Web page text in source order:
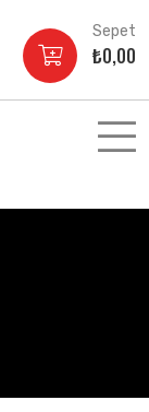
Sepet
₺0,00